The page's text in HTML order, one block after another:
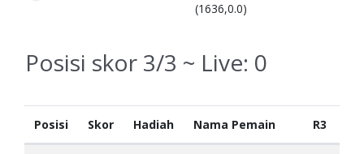
(1636,0.0)
Posisi skor 3/3 ~ Live: 0
Posisi Skor Hadiah Nama Pemain R3